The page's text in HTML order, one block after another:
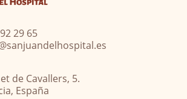
29 65
de Cavallers, 5.
España